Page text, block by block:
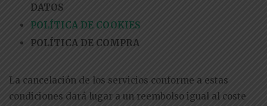
DATOS
POLÍTICA DE COOKIES
POLÍTICA DE COMPRA
La cancelación de los servicios conforme a estas
condiciones dará lugar a un reembolso igual al coste